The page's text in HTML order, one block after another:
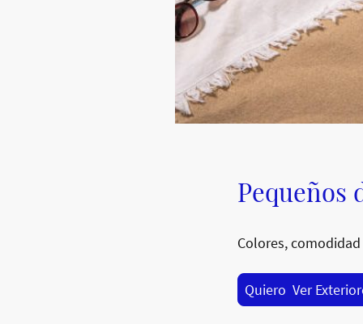
Pequeños
Colores,
Quiero Ver